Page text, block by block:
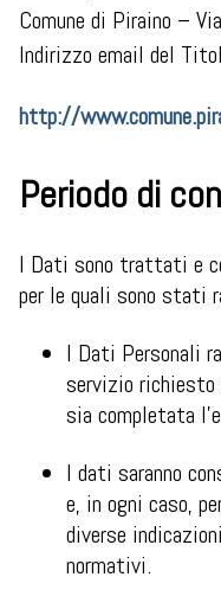
Comune di Piraino –
Indirizzo email del
http://
Periodo di
I Dati sono trattati e
per le quali sono stati
I Dati Personali
servizio richiesto
sia completata
I dati saranno
e, in ogni caso,
diverse
normativi.